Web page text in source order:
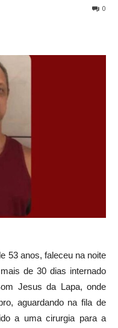
0
53 anos, faleceu na noite
de 30 dias internado
Jesus da Lapa, onde
aguardando na fila de
a uma cirurgia para a